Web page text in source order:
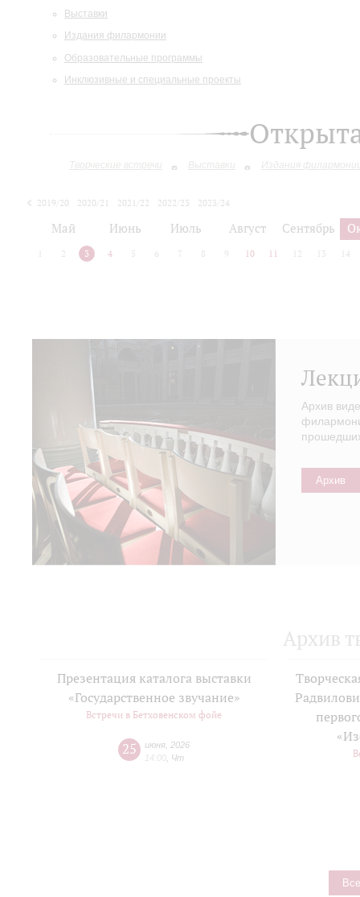
Выставки
Издания филармонии
Образовательные программы
Инклюзивные и специальные проекты
Творческие встречи Выставки Издания
2019/20 2020/21 2021/22 2022/23
2023/24
Май Июнь Июль Август Сентябрь
2 3 4 5 6 7 8 9 10 11 12 13 14
Архив
Архив
Архив
Презентация каталога выставки
«Государственное звучание»
Встречи в Бетховенском фойе
25 июня 2026
14:00 Чт